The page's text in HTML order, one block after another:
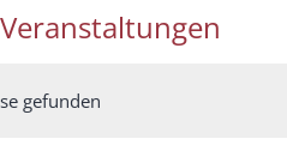
gefunden